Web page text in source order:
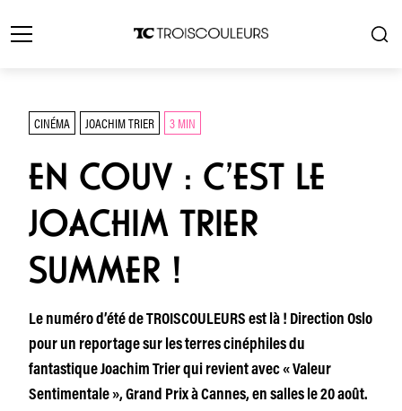
CINÉMA JOACHIM TRIER 3 MIN
EN COUV : C’EST LE
JOACHIM TRIER
SUMMER !
Le numéro d’été de TROISCOULEURS est là ! Direction Oslo
pour un reportage sur les terres cinéphiles du
fantastique Joachim Trier qui revient avec « Valeur
Sentimentale », Grand Prix à Cannes, en salles le 20 août.